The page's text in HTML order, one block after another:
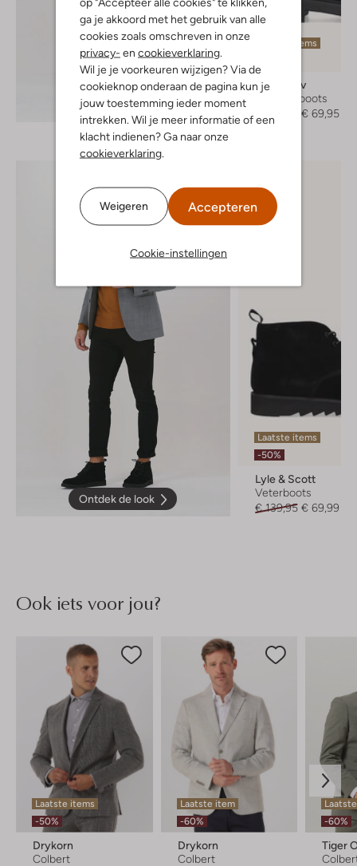
ga je akkoord met het gebruik van alle
cookies zoals omschreven in onze
privacy- en cookieverklaring
Wil je je voorkeuren wijzigen? Via de
cookieknop onderaan de pagina kun je
jouw toestemming ieder moment
intrekken. Wil je meer informatie of een
klacht indienen? Ga naar onze
cookieverklaring
Weigeren Accepteren
Cookie-instellingen
Ontdek de look
Laatste items
Mazzeltov
Chelsea boots
€ 69,95
Ontdek de look
Laatste items
-50%
Lyle & Scott
Veterboots
€ 139,95 € 69,99
Ook iets voor jou?
Laatste items
-50%
Drykorn
Colbert
Laatste item
-60%
Drykorn
Colbert
-60%
Tiger